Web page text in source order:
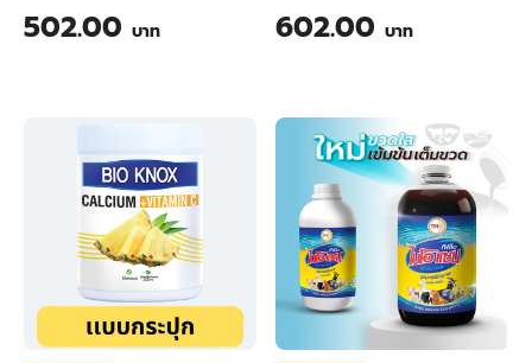
ขิง ขนาด 200 กรัม
502.00 บาท
ส้ม ขนาด 200 กรัม
602.00 บาท